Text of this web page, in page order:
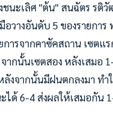
ชนะเลิศ "ต้น" สนฉัตร รติ
วางอันดับ 5 ของรายกา
ารจากคาซัคสถาน เซตแ
ากนั้นเซตสอง หลังเสมอ
งจากนั้นมีฝนตกลงมา ทำ
ด้ 6-4 ส่งผลให้เสมอกัน